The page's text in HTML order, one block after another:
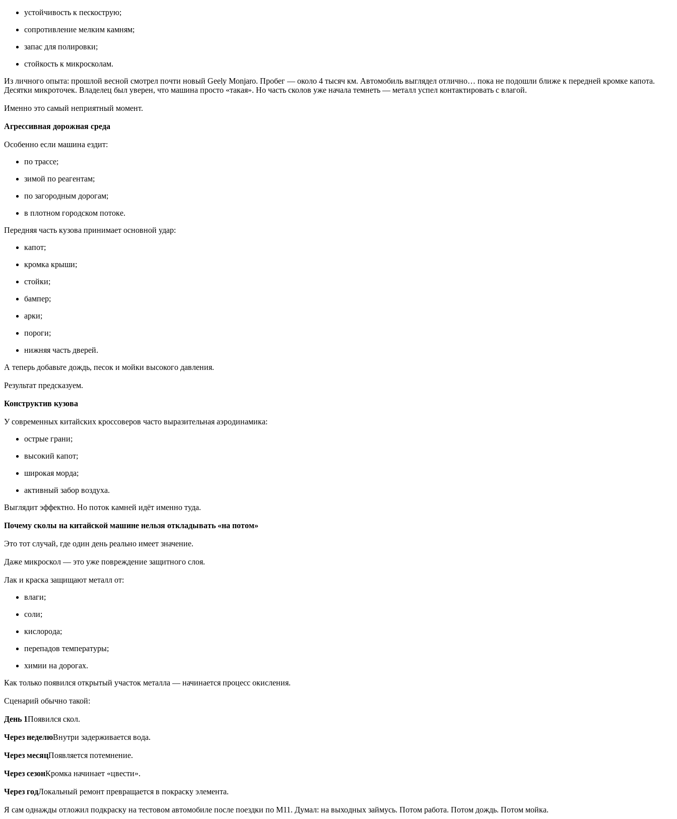
устойчивость к пескострую;
сопротивление мелким камням;
запас для полировки;
стойкость к микросколам.
Из личного опыта: прошлой весной смотрел почти новый Geely Monjaro. Пробег — около 4 тысяч км. Автомобиль выглядел отлично… пока не подошли ближе к передней кромке капота.
Десятки микроточек. Владелец был уверен, что машина просто «такая». Но часть сколов уже начала темнеть — металл успел контактировать с влагой.
Именно это самый неприятный момент.
Агрессивная дорожная среда
Особенно если машина ездит:
по трассе;
зимой по реагентам;
по загородным дорогам;
в плотном городском потоке.
Передняя часть кузова принимает основной удар:
капот;
кромка крыши;
стойки;
бампер;
арки;
пороги;
нижняя часть дверей.
А теперь добавьте дождь, песок и мойки высокого давления.
Результат предсказуем.
Конструктив кузова
У современных китайских кроссоверов часто выразительная аэродинамика:
острые грани;
высокий капот;
широкая морда;
активный забор воздуха.
Выглядит эффектно. Но поток камней идёт именно туда.
Почему сколы на китайской машине нельзя откладывать «на потом»
Это тот случай, где один день реально имеет значение.
Даже микроскол — это уже повреждение защитного слоя.
Лак и краска защищают металл от:
влаги;
соли;
кислорода;
перепадов температуры;
химии на дорогах.
Как только появился открытый участок металла — начинается процесс окисления.
Сценарий обычно такой:
День 1Появился скол.
Через неделюВнутри задерживается вода.
Через месяцПоявляется потемнение.
Через сезонКромка начинает «цвести».
Через годЛокальный ремонт превращается в покраску элемента.
Я сам однажды отложил подкраску на тестовом автомобиле после поездки по М11. Думал: на выходных займусь. Потом работа. Потом дождь. Потом мойка.